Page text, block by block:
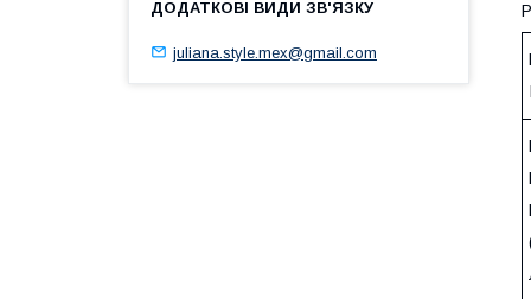
juliana.style.mex@gmail.com